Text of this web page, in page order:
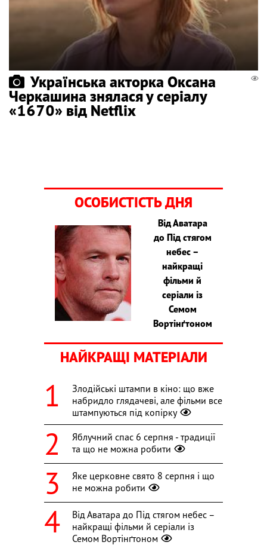
Українська акторка Оксана
Черкашина знялася у серіалу
«1670» від Netflix
ОСОБИСТІСТЬ ДНЯ
Від Аватара
до Під стягом
небес –
найкращі
фільми й
серіали із
Семом
Вортінґтоном
НАЙКРАЩІ МАТЕРІАЛИ
Злодійські штампи в кіно: що вже
набридло глядачеві, але фільми все
штампуються під копірку
Яблучний спас 6 серпня - традиції
та що не можна робити
Яке церковне свято 8 серпня і що
не можна робити
Від Аватара до Під стягом небес –
найкращі фільми й серіали із
Семом Вортінґтоном